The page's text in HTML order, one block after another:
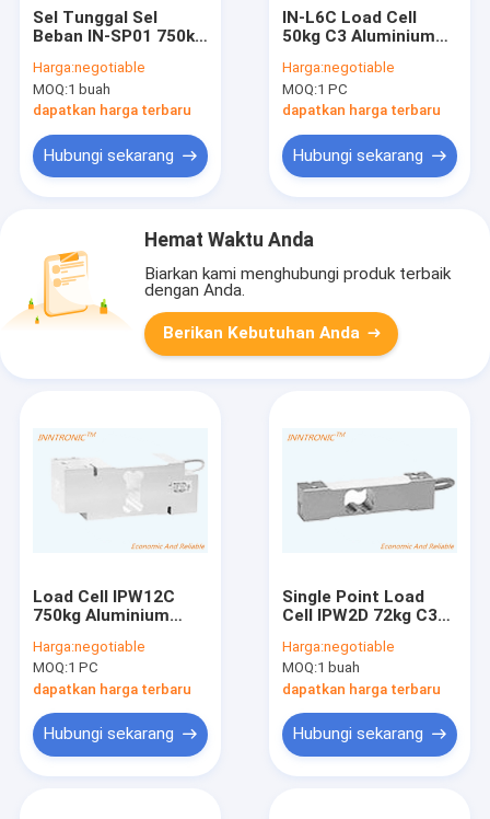
Sel Tunggal Sel
Beban IN-SP01 750kg
timbangan bangku
Aluminium Sensor
gaya berat 2.0
Harga:negotiable
MOQ:1 buah
dapatkan harga terbaru
Hubungi sekarang
IN-L6C Load Cell
50kg C3 Aluminium
Weight force sensor
Untuk Skala Harga
2.0 +-10%mV/V
Harga:negotiable
MOQ:1 PC
dapatkan harga terbaru
Hubungi sekarang
Hemat Waktu Anda
Biarkan kami menghubungi produk terbaik
dengan Anda.
Berikan Kebutuhan Anda
Load Cell IPW12C
750kg Aluminium
And Compression
Weight force sensor
2mv/v untuk skala
platform bench
Harga:negotiable
MOQ:1 PC
dapatkan harga terbaru
Hubungi sekarang
Single Point Load
Cell IPW2D 72kg C3
force sensor sensor
berat 2mv/v untuk
Skala Digital
Aluminium IP67
Harga:negotiable
MOQ:1 buah
dapatkan harga terbaru
Hubungi sekarang